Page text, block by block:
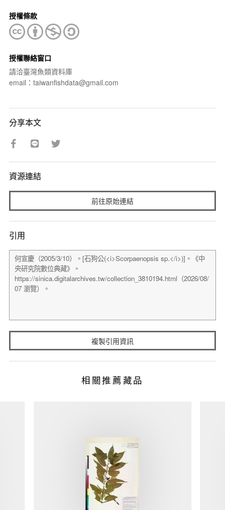
授權條款
授權聯絡窗口
請洽臺灣魚類資料庫
email：taiwanfishdata@gmail.com
分享本文
資源連結
前往原始連結
引用
複製引用資訊
相關推薦藏品